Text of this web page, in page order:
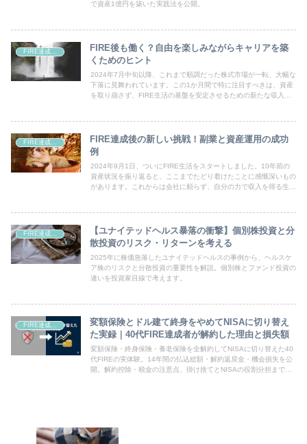
で資産1億円を築いた実践法を公開。
FIRE後も働く？自由を楽しみながらキャリアを築
くためのヒント
2024年7月中旬以降、これまで順調だった株式市場が一転、大幅な
下落に見舞われています。この1か月間で特に注目すべきは、資産
を取り崩さず、FIRE生活の基盤を安定させるための新たな収入源
FIRE達成・資産形成
FIRE達成後の新しい挑戦！副業と資産運用の成功
例
2024年9月1日、ついにFIRE生活をスタートしました。10年前の
資産状況を振り返ると、ここまでたどり着けたことに感慨深いもの
があります。これからは会社に頼らず、自分の力で収入を得る生活
FIRE達成・資産形成
【ユナイテッドヘルス暴落の衝撃】個別株投資と分
散投資のリスク・リターンを考える
2025年に株価急落したユナイテッドヘルスの事例から、ヘルスケ
ア株のリスクと分散投資の重要性を解説。個別株とファンド投資の
違いを投資家目線で考えます。
FIRE達成・資産形成
変額保険とドル建て終身をやめてNISAに切り替え
た実録｜40代FIRE達成者が解約した理由と損失額
変額保険・終身保険・養老保険を全解約してNISAに切り替えた40
代FIREの実体験。14年間の払込総額・解約返戻金・機会損失を公
開。解約控除・税金の注意点、掛け捨てとNISAの役割分担まで数